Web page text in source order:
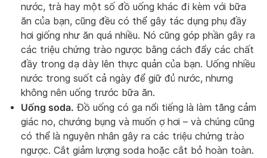
nước, trà hay một số đồ uống khác đi kèm với bữa
ăn của bạn, cũng đều có thể gây tác dụng phụ đầy
hơi giống như ăn quá nhiều. Nó cũng góp phần gây ra
các triệu chứng trào ngược bằng cách đẩy các chất
đầy trong dạ dày lên thực quản của bạn. Uống nhiều
nước trong suốt cả ngày để giữ đủ nước, nhưng
không nên uống trước bữa ăn.
Uống soda. Đồ uống có ga nổi tiếng là làm tăng cảm
giác no, chướng bụng và muốn ợ hơi – và chúng cũng
có thể là nguyên nhân gây ra các triệu chứng trào
ngược. Cắt giảm lượng soda hoặc cắt bỏ hoàn toàn.